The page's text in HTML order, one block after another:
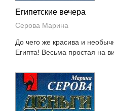
Египетские вечера
Серова Марина
До чего же красива и
Египта! Весьма простая на